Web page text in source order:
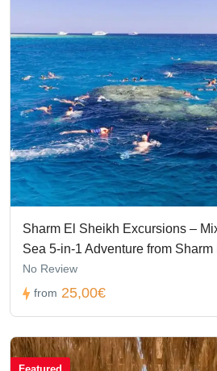
Sharm El Sheikh Excursions –
Sea 5-in-1 Adventure from
No Review
from 25,00€